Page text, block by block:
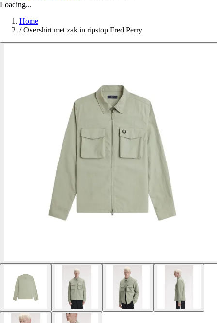
Loading...
Home
/ Overshirt met zak in ripstop Fred Perry